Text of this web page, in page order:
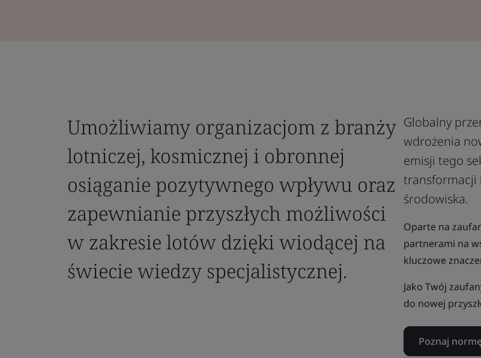
Umożliwiamy organizacjom z branży
lotniczej, kosmicznej i obronnej
osiąganie pozytywnego wpływu oraz
zapewnianie przyszłych możliwości
w zakresie lotów dzięki wiodącej na
świecie wiedzy specjalistycznej.
Globalny
wdrożenia
emisji tego
transformacji
środowiska.
Oparte na
partnerami na
kluczowe
Jako Twój
do nowej
Poznaj